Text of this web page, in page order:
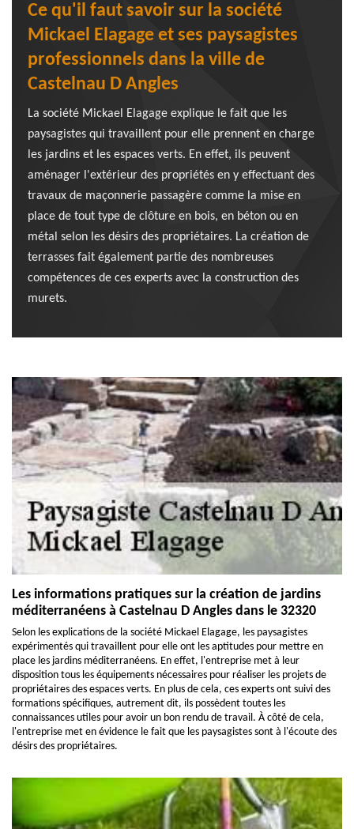
Ce qu'il faut savoir sur la société
Mickael Elagage et ses paysagistes
professionnels dans la ville de
Castelnau D Angles
La société Mickael Elagage explique le fait que les
paysagistes qui travaillent pour elle prennent en charge
les jardins et les espaces verts. En effet, ils peuvent
aménager l'extérieur des propriétés en y effectuant des
travaux de maçonnerie passagère comme la mise en
place de tout type de clôture en bois, en béton ou en
métal selon les désirs des propriétaires. La création de
terrasses fait également partie des nombreuses
compétences de ces experts avec la construction des
murets.
Les informations pratiques sur la création de jardins
méditerranéens à Castelnau D Angles dans le 32320
Selon les explications de la société Mickael Elagage, les paysagistes
expérimentés qui travaillent pour elle ont les aptitudes pour mettre en
place les jardins méditerranéens. En effet, l'entreprise met à leur
disposition tous les équipements nécessaires pour réaliser les projets de
propriétaires des espaces verts. En plus de cela, ces experts ont suivi des
formations spécifiques, autrement dit, ils possèdent toutes les
connaissances utiles pour avoir un bon rendu de travail. À côté de cela,
l'entreprise met en évidence le fait que les paysagistes sont à l'écoute des
désirs des propriétaires.